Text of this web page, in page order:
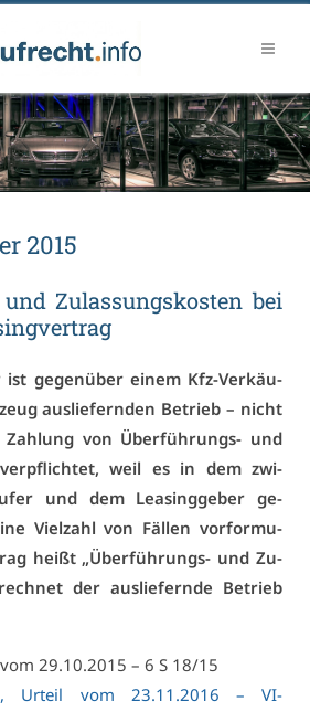
2015
Zu­las­sungs­kos­ten bei
ist ge­gen­über ei­nem Kfz-Ver­käu­
aus­lie­fern­den Be­trieb – nicht
von Über­füh­rungs- und
ver­pflich­tet, weil es in dem zwi­
und dem Lea­sing­ge­ber ge­
Viel­zahl von Fäl­len vor­for­mu­
heißt „Über­füh­rungs- und Zu­
der aus­lie­fern­de Be­trieb
29.10.2015 – 6 S 18/15
, Ur­teil vom 23.11.2016 – VI­